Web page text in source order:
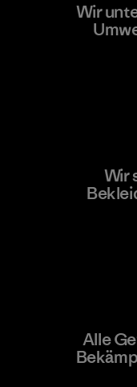
Wir
Wir
Alle